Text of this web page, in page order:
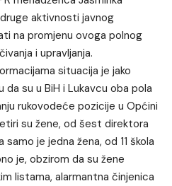
aktivnosti javnog
na promjenu ovoga polnog
i upravljanja.
situacija je jako
su u BiH i Lukavcu oba pola
rukovodeće pozicije u Općini
su žene, od šest direktora
je jedna žena, od 11 škola
je, obzirom da su žene
listama, alarmantna činjenica